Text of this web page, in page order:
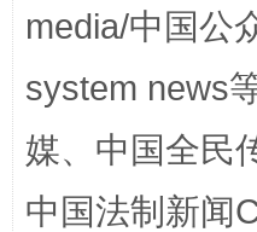
media/中国公
system news
媒、中国全民
中国法制新闻